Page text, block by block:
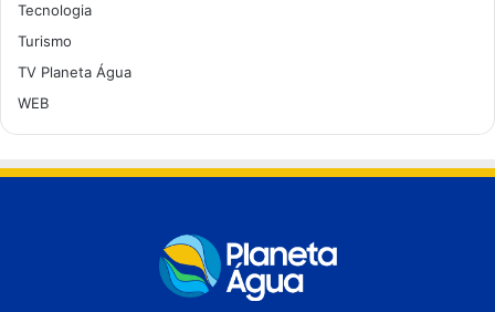
Tecnologia
Turismo
TV Planeta Água
WEB